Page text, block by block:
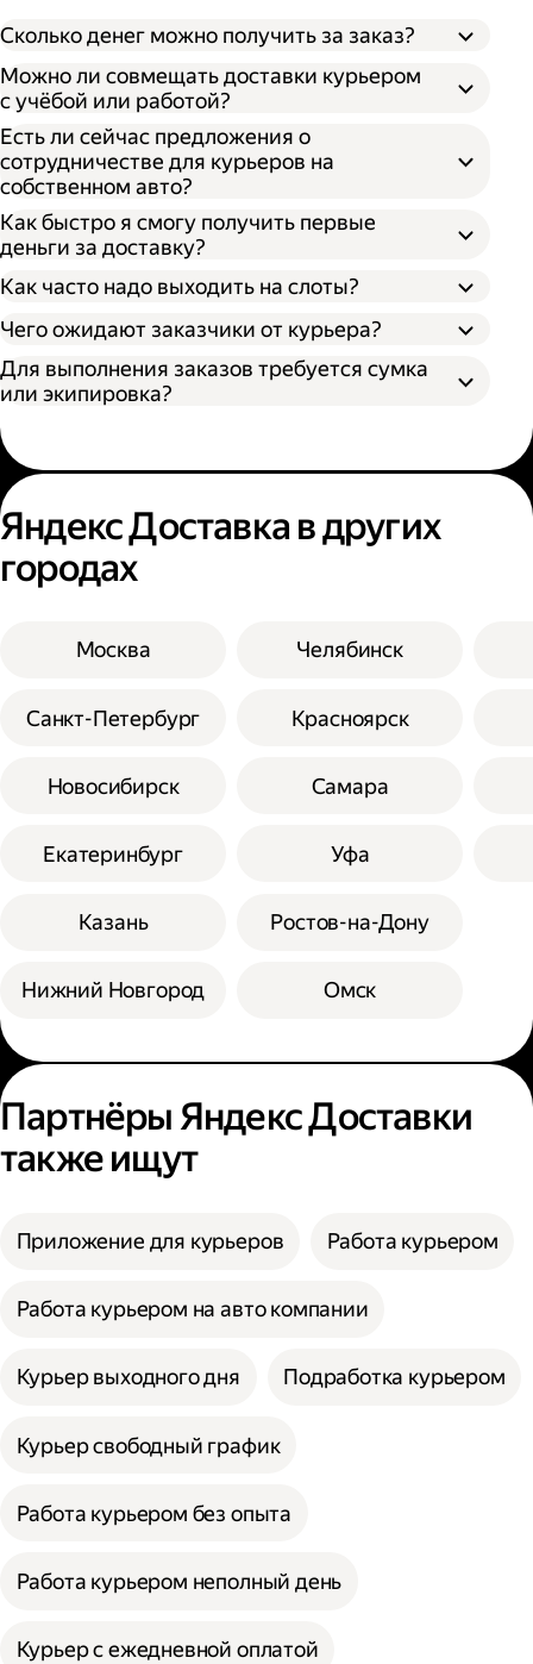
Сколько денег можно получить за заказ?
Можно ли совмещать доставки курьером
с учёбой или работой?
Есть ли сейчас предложения о
сотрудничестве для курьеров на
собственном авто?
Как быстро я смогу получить первые
деньги за доставку?
Как часто надо выходить на слоты?
Чего ожидают заказчики от курьера?
Для выполнения заказов требуется сумка
или экипировка?
Яндекс Доставка в других
городах
Москва
Санкт-Петербург
Новосибирск
Екатеринбург
Казань
Нижний Новгород
Челябинск
Красноярск
Самара
Уфа
Ростов-на-Дону
Омск
Партнёры Яндекс Доставки
также ищут
Приложение для курьеров Работа курьером
Работа курьером на авто компании
Курьер выходного дня Подработка курьером
Курьер свободный график
Работа курьером без опыта
Работа курьером неполный день
Курьер с ежедневной оплатой